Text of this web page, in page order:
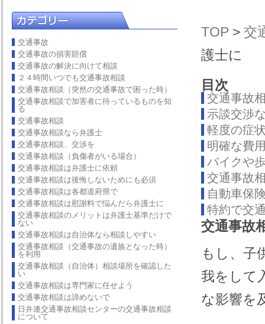
交通事故
交通事故の損害賠償
交通事故の解決に向けて相談
２４時間いつでも交通事故相談
交通事故相談（突然の交通事故で困った時）
交通事故相談で加害者に待っているものを知
る
交通事故相談
交通事故相談なら弁護士
交通事故相談、交渉を
交通事故相談（負傷者がいる場合）
交通事故相談は弁護士に依頼
交通事故相談は後悔しないためにも必須
交通事故相談は各都道府県で
交通事故相談は慰謝料で悩んだら弁護士に
交通事故相談のメリットは弁護士基準だけで
ない
交通事故相談は自治体なら相談しやすい
交通事故相談（交通事故の遺族となった時）
を利用
交通事故相談（自治体）相談場所を確認した
い
交通事故相談は専門家に任せよう
交通事故相談は諦めないで
日弁連交通事故相談センターの交通事故相談
について
TOP > 交
護士に
目次
交通事故
示談交渉
軽度の症
明確な費
バイクや
交通事故
自動車保
特約で交
交通事故
もし、子
我をして
な影響を